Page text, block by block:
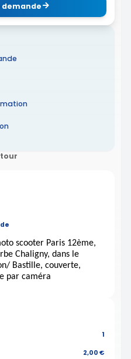
demande
scooter Paris 12ème,
Chaligny, dans le
Bastille, couverte,
par caméra
1
2,00 €